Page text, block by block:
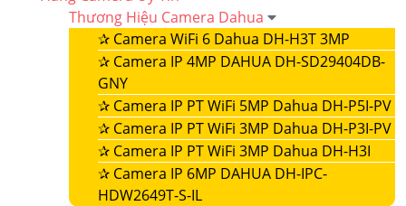
Thương Hiệu Camera Dahua
✰ Camera WiFi 6 Dahua DH-H3T 3MP
✰ Camera IP 4MP DAHUA DH-SD29404DB-
GNY
✰ Camera IP PT WiFi 5MP Dahua DH-P5I-PV
✰ Camera IP PT WiFi 3MP Dahua DH-P3I-PV
✰ Camera IP PT WiFi 3MP Dahua DH-H3I
✰ Camera IP 6MP DAHUA DH-IPC-
HDW2649T-S-IL